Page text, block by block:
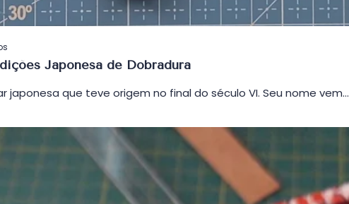
Japonesa de Dobradura
japonesa que teve origem no final do século VI. Seu nome vem…